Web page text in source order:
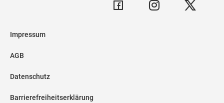
Impressum
AGB
Datenschutz
Barrierefreiheitserklärung